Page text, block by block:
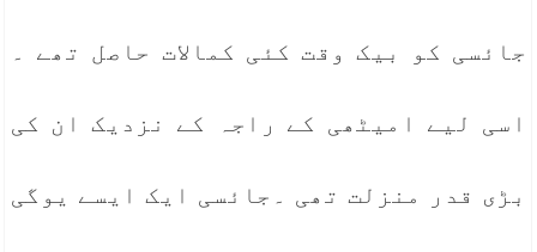
جائسی کو بیک وقت کئی کمالات حاصل تھے ۔
اسی لیے امیٹھی کے راجہ کے نزدیک ان کی
بڑی قدر منزلت تھی ۔جائسی ایک ایسے یوگی